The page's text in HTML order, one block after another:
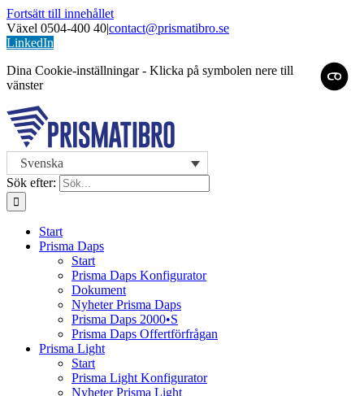
Fortsätt till innehållet
Växel 0504-400 40|contact@prismatibro.se
LinkedIn
Dina Cookie-inställningar - Klicka på symbolen nere till
vänster
Svenska
Sök efter:
Start
Prisma Daps
Start
Prisma Daps Konfigurator
Dokument
Nyheter Prisma Daps
Prisma Daps 2000•S
Prisma Daps Offertförfrågan
Prisma Light
Start
Prisma Light Konfigurator
Nyheter Prisma Light